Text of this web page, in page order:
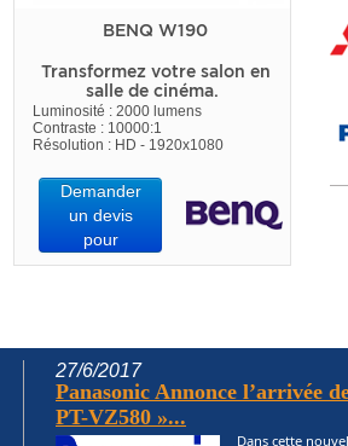
BENQ W190
Transformez votre salon en
salle de cinéma.
Luminosité : 2000 lumens
Contraste : 10000:1
Résolution : HD - 1920x1080
Demander
un devis
pour
27/6/2017
Panasonic Annonce l’arrivée
PT-VZ580 »...
Dans cette